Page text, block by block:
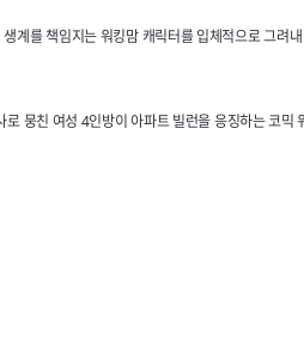
를 책임지는 워킹맘 캐릭터를 입체적으로 그려
뭉친 여성 4인방이 아파트 빌런을 응징하는 코